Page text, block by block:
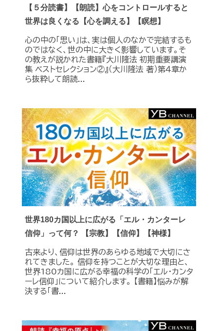
【５分読書】【朗読】心をコントロールすると
世界は良くなる【心を調える】【瞑想】
心の中の「思い」は、実は個人のなかで完結するも
のではなく、世の中に大きく影響しています。そ
の教えが説かれた書籍『大川隆法 初期重要講演
集 ベストセレクション②』（大川隆法 著）第４章か
ら抜粋して朗読...
世界180カ国以上に広がる「エル・カンターレ
信仰」って何？ 【宗教】【信仰】【神様】
古来より、信仰は世界のあらゆる地域で大切にさ
れてきました。 信仰を持つことが大切な理由と、
世界180カ国に広がる幸福の科学の「エル・カンタ
ーレ信仰」について紹介します。 【書籍】悩みが解
決する「書...